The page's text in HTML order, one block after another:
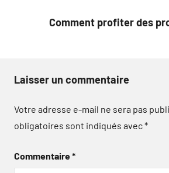
Comment profiter des
Laisser un commentaire
Votre adresse e-mail ne sera pas
obligatoires sont indiqués avec*
Commentaire*